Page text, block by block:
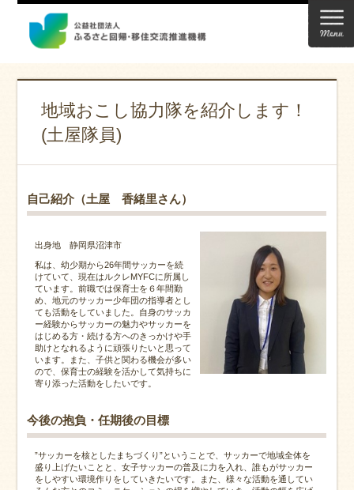
地域おこし協力隊を紹介します！
(土屋隊員)
自己紹介（土屋 香緒里さん）
出身地 静岡県沼津市
私は、幼少期から26年間サッカーを続
けていて、現在はルクレMYFCに所属し
ています。前職では保育士を６年間勤
め、地元のサッカー少年団の指導者とし
ても活動をしていました。自身のサッカ
ー経験からサッカーの魅力やサッカーを
はじめる方・続ける方へのきっかけや手
助けとなれるように頑張りたいと思って
います。また、子供と関わる機会が多い
ので、保育士の経験を活かして気持ちに
寄り添った活動をしたいです。
今後の抱負・任期後の目標
”サッカーを核としたまちづくり”ということで、サッカーで地域全体を
盛り上げたいことと、女子サッカーの普及に力を入れ、誰もがサッカー
をしやすい環境作りをしていきたいです。また、様々な活動を通してい